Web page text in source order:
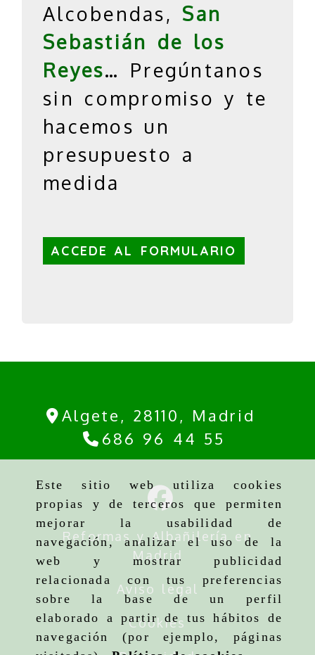
Este sitio web utiliza cookies
propias y de terceros que permiten
mejorar la usabilidad de
navegación, analizar el uso de la
web y mostrar publicidad
relacionada con tus preferencias
sobre la base de un perfil
elaborado a partir de tus hábitos de
navegación (por ejemplo, páginas
Alcobendas, San
Sebastián de los
Reyes… Pregúntanos
sin compromiso y te
hacemos un
presupuesto a
medida
ACCEDE AL FORMULARIO
Algete, 28110, Madrid
686 96 44 55
Reformas y Albañilería en
Madrid
Aviso legal
Cookies